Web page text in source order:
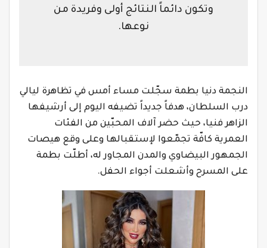
وتكون دائماً النتائج أولى وفريدة من
نوعها.
النجمة دنيا بطمة سجّلت مساء أمس في تظاهرة ليالي
درب السلطان، هدفاً جديداً تضيفه اليوم إلى أرشيفها
الزاهر فنيا، حيث حضر آلاف المحبّين من الفئات
العمرية كافّة تجمّعوا لإستقبالها وعلى وقع هيصات
الجمهور البيضاوي والمدن المجاور له، أطلّت بطمة
على المسرح وأشعلت أجواء الحفل.